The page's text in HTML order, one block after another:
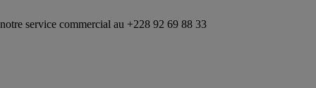
commercial au +228 92 69 88 33